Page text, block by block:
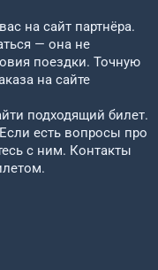
на сайт партнёра.
— она не
поездки. Точную
на сайте
подходящий билет.
есть вопросы про
с ним. Контакты